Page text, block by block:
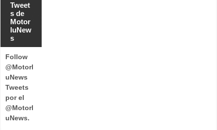
Tweet
s de
Motor
luNew
s
Follow
@Motorl
uNews
Tweets
por el
@Motorl
uNews.